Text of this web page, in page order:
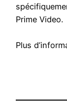
Prime Video.
Plus